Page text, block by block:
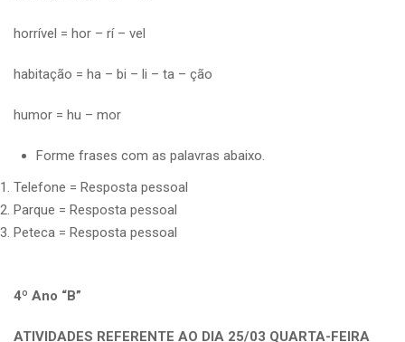
horrível = hor – rí – vel
habitação = ha – bi – li – ta – ção
humor = hu – mor
Forme frases com as palavras abaixo.
Telefone = Resposta pessoal
Parque = Resposta pessoal
Peteca = Resposta pessoal
4º Ano “B”
ATIVIDADES REFERENTE AO DIA 25/03 QUARTA-FEIRA